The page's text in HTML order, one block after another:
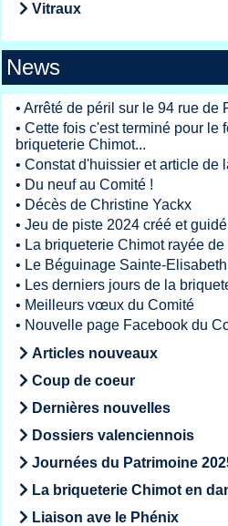
Vitraux
News
• Arrêté de péril sur le 94 rue de
• Cette fois c'est terminé pour le
briqueterie Chimot...
• Constat d'huissier et article de
• Du neuf au Comité !
• Décès de Christine Yackx
• Jeu de piste 2024 créé et
• La briqueterie Chimot rayée de
• Le Béguinage Sainte-
• Les derniers jours de la
• Meilleurs vœux du Comité
• Nouvelle page Facebook du
Articles nouveaux
Coup de coeur
Dernières nouvelles
Dossiers valenciennois
Journées du Patrimoine
La briqueterie Chimot en
Liaison ave le Phénix